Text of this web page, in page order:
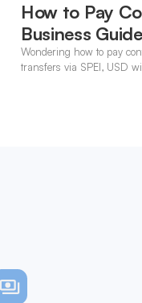
How to Pay
Business Guide
Wondering how to pay
transfers via SPEI, USD